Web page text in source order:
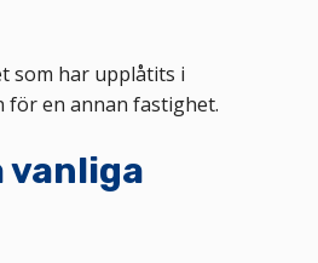
som har upplåtits i
en annan fastighet.
vanliga